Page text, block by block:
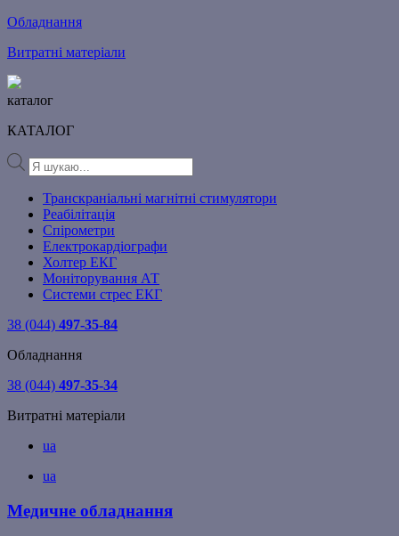
Обладнання
Витратні матеріали
каталог
КАТАЛОГ
Products
search
Транскраніальні магнітні стимулятори
Реабілітація
Спірометри
Електрокардіографи
Холтер ЕКГ
Моніторування АТ
Системи стрес ЕКГ
38 (044) 497-35-84
Обладнання
38 (044) 497-35-34
Витратні матеріали
ua
ua
Медичне обладнання